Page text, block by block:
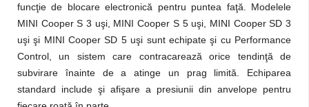
funcţie de blocare electronică pentru puntea faţă. Modelele
MINI Cooper S 3 uşi, MINI Cooper S 5 uşi, MINI Cooper SD 3
uşi şi MINI Cooper SD 5 uşi sunt echipate şi cu Performance
Control, un sistem care contracarează orice tendinţă de
subvirare înainte de a atinge un prag limită. Echiparea
standard include şi afişare a presiunii din anvelope pentru